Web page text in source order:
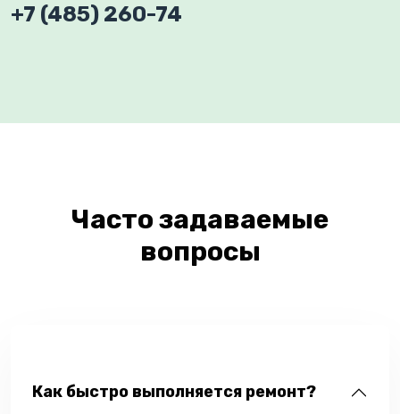
+7 (485) 260-74
Часто задаваемые
вопросы
Как быстро выполняется ремонт?